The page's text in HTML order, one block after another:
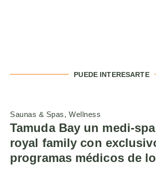
PUEDE INTERESARTE
Saunas & Spas Wellness
Tamuda Bay un medi-
royal family con
programas médicos de